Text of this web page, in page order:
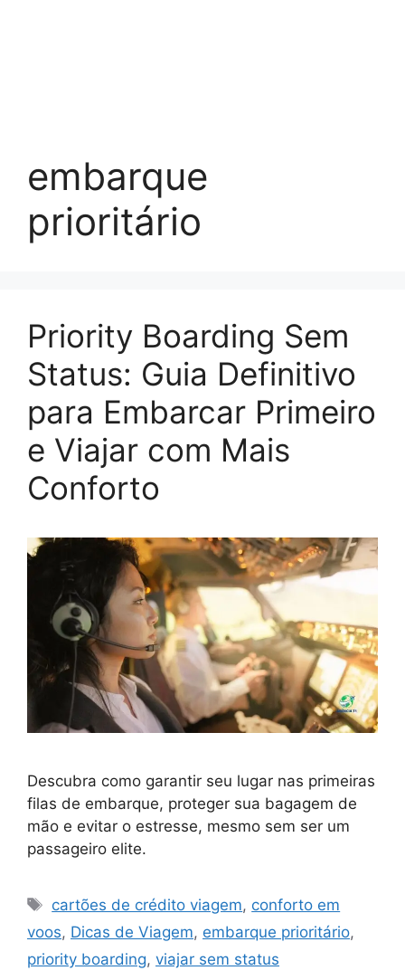
embarque
prioritário
Priority Boarding Sem
Status: Guia Definitivo
para Embarcar Primeiro
e Viajar com Mais
Conforto
Descubra como garantir seu lugar nas primeiras
filas de embarque, proteger sua bagagem de
mão e evitar o estresse, mesmo sem ser um
passageiro elite.
Tags
cartões de crédito viagem, conforto em
voos, Dicas de Viagem, embarque prioritário,
priority boarding, viajar sem status